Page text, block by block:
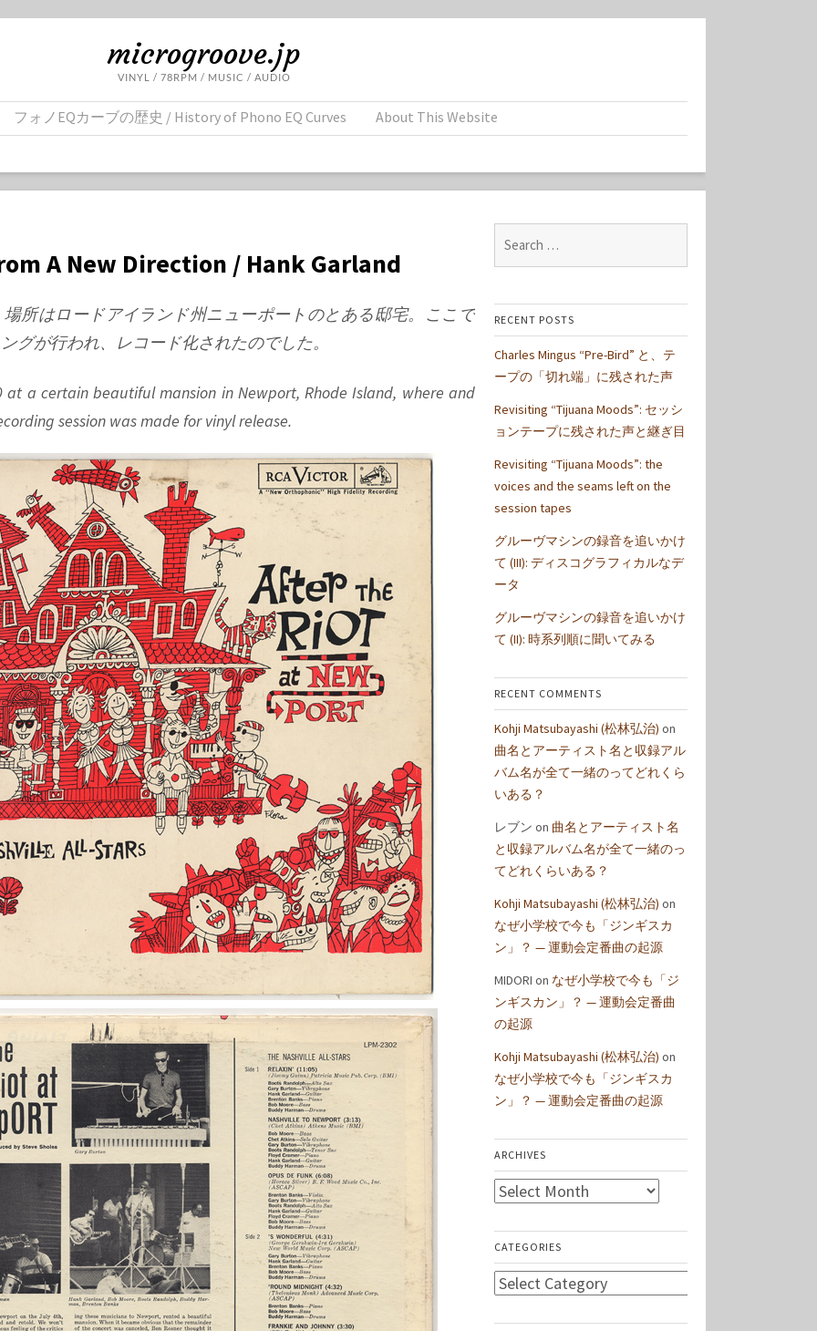
microgroove.jp
VINYL / 78RPM / MUSIC / AUDIO
フォノEQカーブの歴史 / History of Phono EQ Curves About This Website
A New Direction / Hank Garland
場所はロードアイランド州ニューポートのとある邸宅。ここで
グが行われ、レコード化されたのでした。
at a certain beautiful mansion in Newport, Rhode Island, where and
session was made for vinyl release.
for:
RECENT POSTS
Charles Mingus “Pre-Bird” と、テ
ープの「切れ端」に残された声
Revisiting “Tijuana Moods”: セッシ
ョンテープに残された声と継ぎ目
Revisiting “Tijuana Moods”: the
voices and the seams left on the
session tapes
グルーヴマシンの録音を追いかけ
て (III): ディスコグラフィカルなデ
ータ
グルーヴマシンの録音を追いかけ
て (II): 時系列順に聞いてみる
RECENT COMMENTS
Kohji Matsubayashi (松林弘治) on
曲名とアーティスト名と収録アル
バム名が全て一緒のってどれくら
いある？
レブン on 曲名とアーティスト名
と収録アルバム名が全て一緒のっ
てどれくらいある？
Kohji Matsubayashi (松林弘治) on
なぜ小学校で今も「ジンギスカ
ン」？ — 運動会定番曲の起源
MIDORI on なぜ小学校で今も「ジ
ンギスカン」？ — 運動会定番曲
の起源
Kohji Matsubayashi (松林弘治) on
なぜ小学校で今も「ジンギスカ
ン」？ — 運動会定番曲の起源
ARCHIVES
Archives
CATEGORIES
Categories